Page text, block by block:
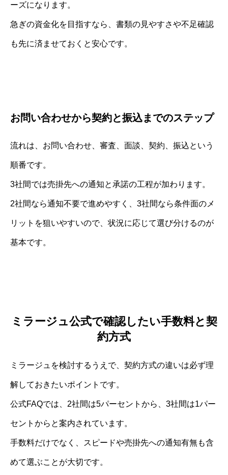
ーズになります。
急ぎの資金化を目指すなら、書類の見やすさや不足確認
も先に済ませておくと安心です。
お問い合わせから契約と振込までのステップ
流れは、お問い合わせ、審査、面談、契約、振込という
順番です。
3社間では売掛先への通知と承諾の工程が加わります。
2社間なら通知不要で進めやすく、3社間なら条件面のメ
リットを狙いやすいので、状況に応じて選び分けるのが
基本です。
ミラージュ公式で確認したい手数料と契
約方式
ミラージュを検討するうえで、契約方式の違いは必ず理
解しておきたいポイントです。
公式FAQでは、2社間は5パーセントから、3社間は1パー
セントからと案内されています。
手数料だけでなく、スピードや売掛先への通知有無も含
めて選ぶことが大切です。